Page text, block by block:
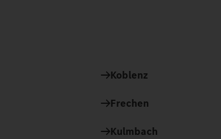
Koblenz
Frechen
Kulmbach